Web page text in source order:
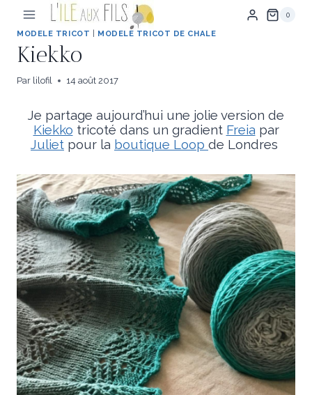
contenu
0
MODELE TRICOT MODELE TRICOT DE CHALE
Kiekko
Par lilofil 14 août 2017
Je partage aujourd’hui une jolie version de
Kiekko tricoté dans un gradient Freia par
Juliet pour la boutique Loop de Londres